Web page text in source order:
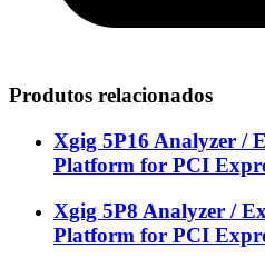
Produtos relacionados
Xgig 5P16 Analyzer /
Platform for PCI
Xgig 5P8 Analyzer /
Platform for PCI